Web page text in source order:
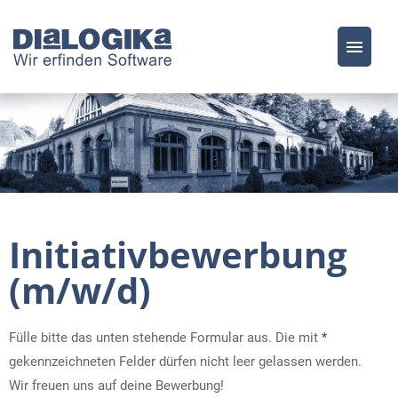
Stellenangebote
Was wir bieten
Initiativbewerbung
(m/w/d)
Fülle bitte das unten stehende Formular aus. Die mit *
gekennzeichneten Felder dürfen nicht leer gelassen werden.
Wir freuen uns auf deine Bewerbung!